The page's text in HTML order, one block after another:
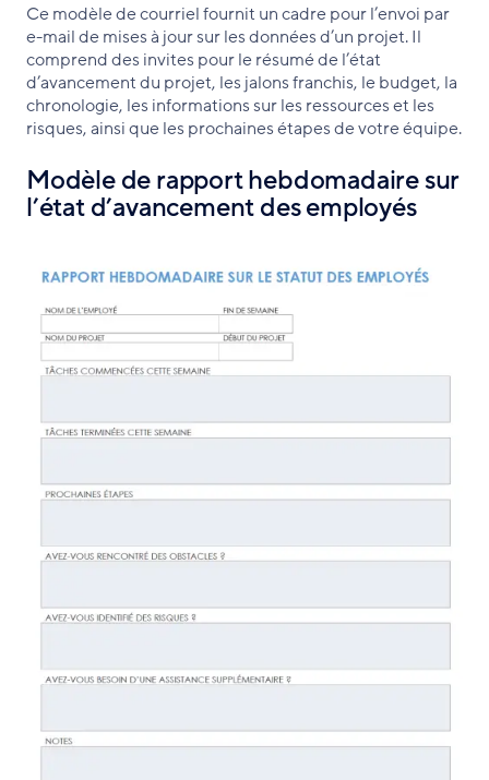
Ce modèle de courriel fournit un cadre pour l’envoi par
e-mail de mises à jour sur les données d’un projet. Il
comprend des invites pour le résumé de l’état
d’avancement du projet, les jalons franchis, le budget, la
chronologie, les informations sur les ressources et les
risques, ainsi que les prochaines étapes de votre équipe.
Modèle de rapport hebdomadaire sur
l’état d’avancement des employés